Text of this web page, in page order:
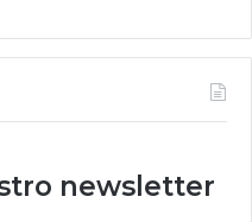
newsletter